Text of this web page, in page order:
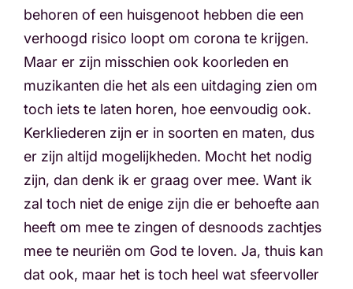
behoren of een huisgenoot hebben die een
verhoogd risico loopt om corona te krijgen.
Maar er zijn misschien ook koorleden en
muzikanten die het als een uitdaging zien om
toch iets te laten horen, hoe eenvoudig ook.
Kerkliederen zijn er in soorten en maten, dus
er zijn altijd mogelijkheden. Mocht het nodig
zijn, dan denk ik er graag over mee. Want ik
zal toch niet de enige zijn die er behoefte aan
heeft om mee te zingen of desnoods zachtjes
mee te neuriën om God te loven. Ja, thuis kan
dat ook, maar het is toch heel wat sfeervoller